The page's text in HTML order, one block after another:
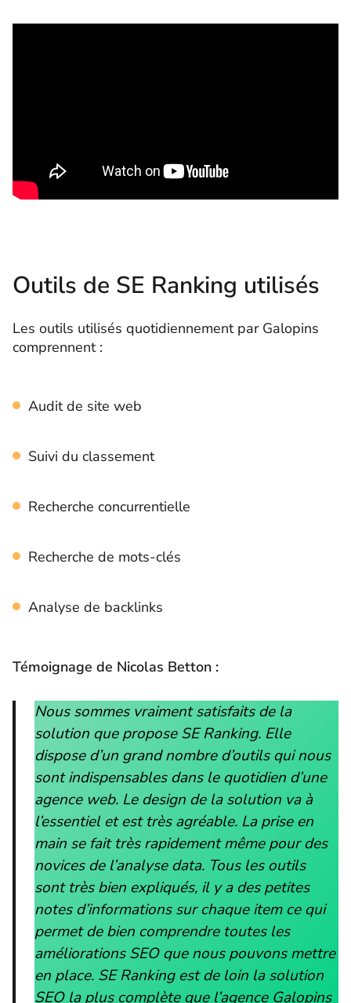
Outils de SE Ranking utilisés
Les outils utilisés quotidiennement par Galopins
comprennent :
Audit de site web
Suivi du classement
Recherche concurrentielle
Recherche de mots-clés
Analyse de backlinks
Témoignage de Nicolas Betton :
Nous sommes vraiment satisfaits de la
solution que propose SE Ranking. Elle
dispose d’un grand nombre d’outils qui nous
sont indispensables dans le quotidien d’une
agence web. Le design de la solution va à
l’essentiel et est très agréable. La prise en
main se fait très rapidement même pour des
novices de l’analyse data. Tous les outils
sont très bien expliqués, il y a des petites
notes d’informations sur chaque item ce qui
permet de bien comprendre toutes les
améliorations SEO que nous pouvons mettre
en place. SE Ranking est de loin la solution
SEO la plus complète que l’agence Galopins